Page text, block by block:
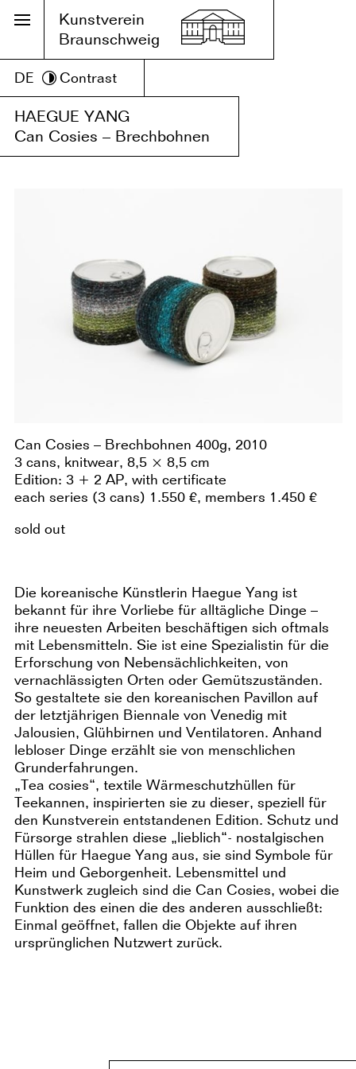
Kunstverein
Braunschweig
DE Contrast
HAEGUE YANG
Can Cosies – Brechbohnen
Can Cosies – Brechbohnen 400g, 2010
3 cans, knitwear, 8,5 × 8,5 cm
Edition: 3 + 2 AP, with certificate
each series (3 cans) 1.550 €, members 1.450 €
sold out
Die koreanische Künstlerin Haegue Yang ist
bekannt für ihre Vorliebe für alltägliche Dinge –
ihre neuesten Arbeiten beschäftigen sich oftmals
mit Lebensmitteln. Sie ist eine Spezialistin für die
Erforschung von Nebensächlichkeiten, von
vernachlässigten Orten oder Gemütszuständen.
So gestaltete sie den koreanischen Pavillon auf
der letztjährigen Biennale von Venedig mit
Jalousien, Glühbirnen und Ventilatoren. Anhand
lebloser Dinge erzählt sie von menschlichen
Grunderfahrungen.
„Tea cosies“, textile Wärmeschutzhüllen für
Teekannen, inspirierten sie zu dieser, speziell für
den Kunstverein entstandenen Edition. Schutz und
Fürsorge strahlen diese „lieblich“- nostalgischen
Hüllen für Haegue Yang aus, sie sind Symbole für
Heim und Geborgenheit. Lebensmittel und
Kunstwerk zugleich sind die Can Cosies, wobei die
Funktion des einen die des anderen ausschließt:
Einmal geöffnet, fallen die Objekte auf ihren
ursprünglichen Nutzwert zurück.